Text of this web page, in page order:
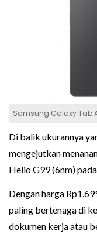
Samsung Galaxy Tab
Di balik ukurannya
mengejutkan
Helio G99 (6nm)
Dengan harga
paling bertenaga di
dokumen kerja atau